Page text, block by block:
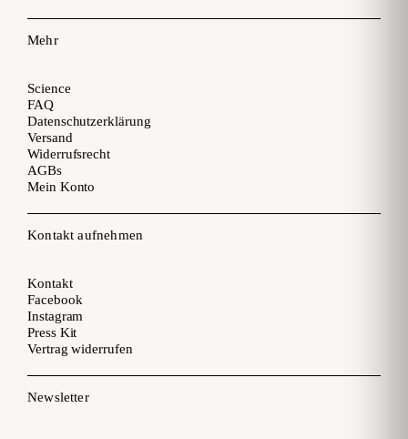
Mehr
Science
FAQ
Datenschutzerklärung
Versand
Widerrufsrecht
AGBs
Mein Konto
Kontakt aufnehmen
Kontakt
Facebook
Instagram
Press Kit
Vertrag widerrufen
Newsletter